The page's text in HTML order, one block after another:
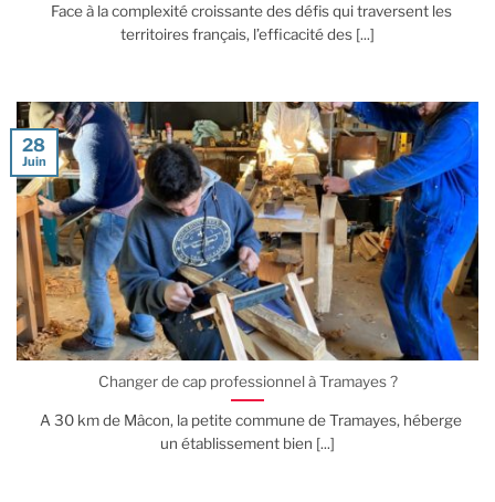
Face à la complexité croissante des défis qui traversent les
territoires français, l’efficacité des [...]
Changer de cap professionnel à Tramayes ?
A 30 km de Mâcon, la petite commune de Tramayes, héberge
un établissement bien [...]
28
Juin